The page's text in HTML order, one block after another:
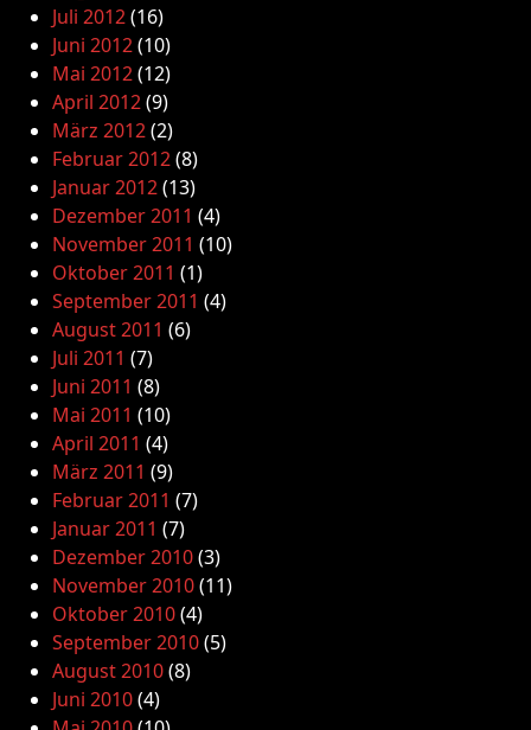
Juli 2012(16)
Juni 2012(10)
Mai 2012(12)
April 2012(9)
März 2012(2)
Februar 2012(8)
Januar 2012(13)
Dezember 2011 (4)
November 2011 (10)
Oktober 2011 (1)
September 2011 (4)
August 2011 (6)
Juli 2011 (7)
Juni 2011 (8)
Mai 2011 (10)
April 2011 (4)
März 2011 (9)
Februar 2011 (7)
Januar 2011 (7)
Dezember 2010(3)
November 2010(11)
Oktober 2010(4)
September 2010(5)
August 2010(8)
Juni 2010(4)